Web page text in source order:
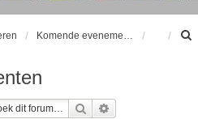
Zoek